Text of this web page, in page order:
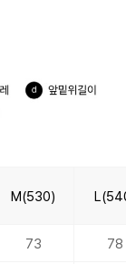
M(530)
73 78